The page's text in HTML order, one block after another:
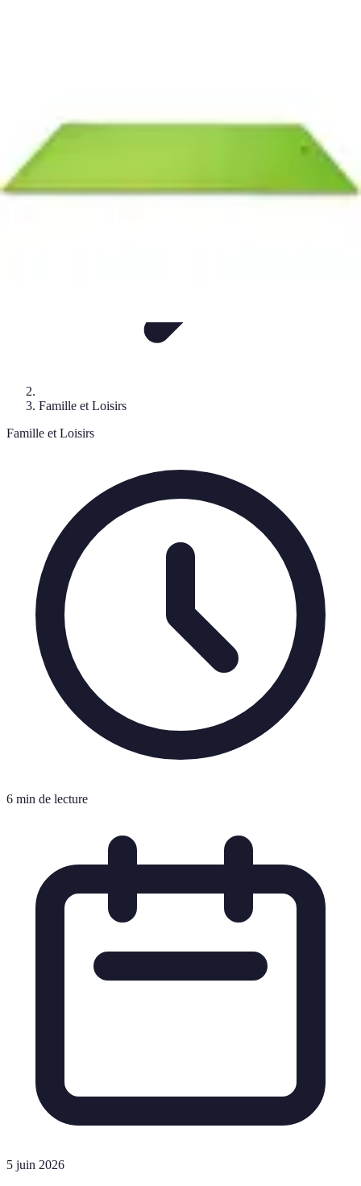
Famille et Loisirs
Famille et Loisirs
6 min de lecture
5 juin 2026